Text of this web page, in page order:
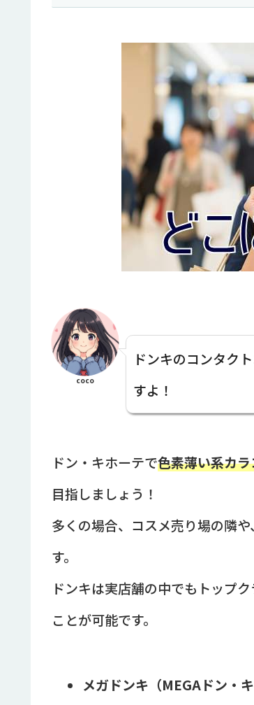
coco
ドンキのコンタク
すよ！
ドン・キホーテで色素薄い系カ
目指しましょう！
多くの場合、コスメ売り場の隣
す。
ドンキは実店舗の中でもトップ
ことが可能です。
メガドンキ（MEGAドン・